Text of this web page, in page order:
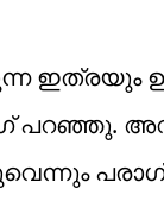
ഇത്രയും
പരാഗ്